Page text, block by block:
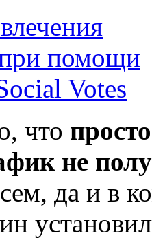
что
не
да и в